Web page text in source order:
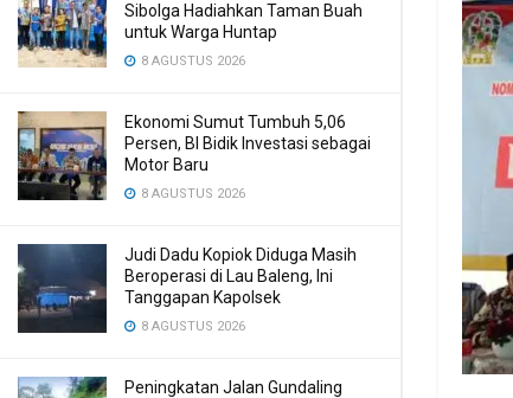
Sibolga Hadiahkan Taman Buah
untuk Warga Huntap
8 AGUSTUS 2026
Ekonomi Sumut Tumbuh 5,06
Persen, BI Bidik Investasi sebagai
Motor Baru
8 AGUSTUS 2026
Judi Dadu Kopiok Diduga Masih
Beroperasi di Lau Baleng, Ini
Tanggapan Kapolsek
8 AGUSTUS 2026
Peningkatan Jalan Gundaling